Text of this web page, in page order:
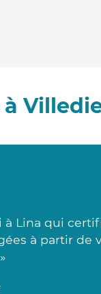
Lina qui
à partir de